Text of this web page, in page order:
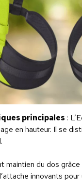
principales :
en hauteur. Il se
maintien du dos
innovants